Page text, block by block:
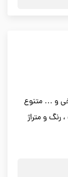
و … متنوع
رنگ و متراژ